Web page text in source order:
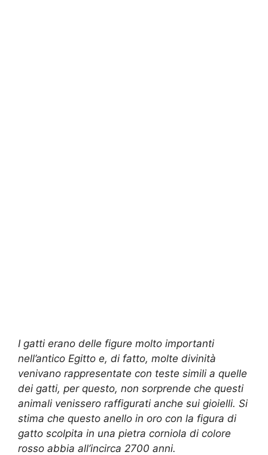
I gatti erano delle figure molto importanti
nell’antico Egitto e, di fatto, molte divinità
venivano rappresentate con teste simili a quelle
dei gatti, per questo, non sorprende che questi
animali venissero raffigurati anche sui gioielli. Si
stima che questo anello in oro con la figura di
gatto scolpita in una pietra corniola di colore
rosso abbia all’incirca 2700 anni.